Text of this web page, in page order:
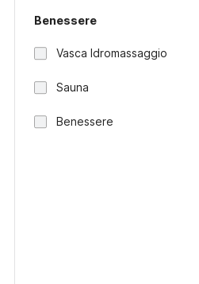
Benessere
Vasca Idromassaggio
Sauna
Benessere